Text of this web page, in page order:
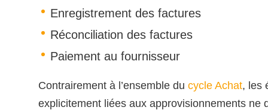
Enregistrement des factures
Réconciliation des factures
Paiement au fournisseur
Contrairement à l’ensemble du cycle Achat, les
explicitement liées aux approvisionnements ne